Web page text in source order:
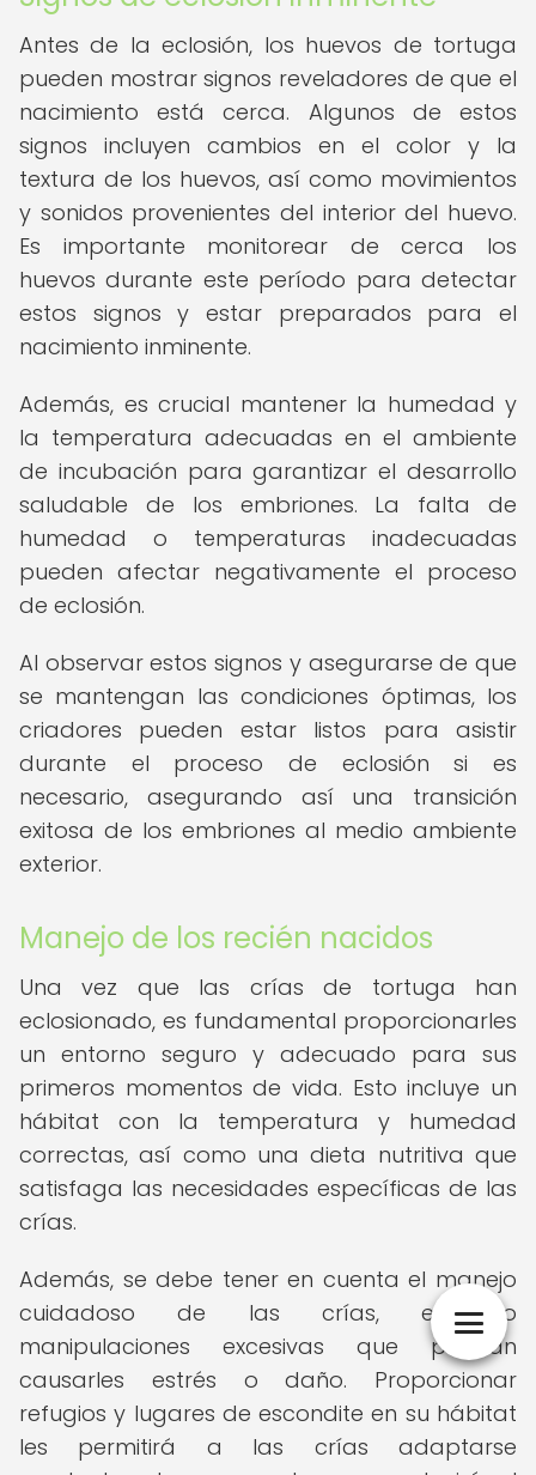
Antes de la eclosión, los huevos de tortuga
pueden mostrar signos reveladores de que el
nacimiento está cerca. Algunos de estos
signos incluyen cambios en el color y la
textura de los huevos, así como movimientos
y sonidos provenientes del interior del huevo.
Es importante monitorear de cerca los
huevos durante este período para detectar
estos signos y estar preparados para el
nacimiento inminente.
Además, es crucial mantener la humedad y
la temperatura adecuadas en el ambiente
de incubación para garantizar el desarrollo
saludable de los embriones. La falta de
humedad o temperaturas inadecuadas
pueden afectar negativamente el proceso
de eclosión.
Al observar estos signos y asegurarse de que
se mantengan las condiciones óptimas, los
criadores pueden estar listos para asistir
durante el proceso de eclosión si es
necesario, asegurando así una transición
exitosa de los embriones al medio ambiente
exterior.
Manejo de los recién nacidos
Una vez que las crías de tortuga han
eclosionado, es fundamental proporcionarles
un entorno seguro y adecuado para sus
primeros momentos de vida. Esto incluye un
hábitat con la temperatura y humedad
correctas, así como una dieta nutritiva que
satisfaga las necesidades específicas de las
crías.
Además, se debe tener en cuenta el manejo
cuidadoso de las crías, evitando
manipulaciones excesivas que puedan
causarles estrés o daño. Proporcionar
refugios y lugares de escondite en su hábitat
les permitirá a las crías adaptarse